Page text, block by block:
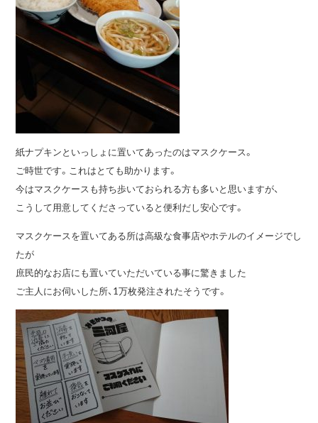
紙ナプキンといっしょに置いてあったのはマスクケース。
ご時世です。これはとても助かります。
今はマスクケースも持ち歩いておられる方も多いと思いますが、
こうして用意してくださっていると便利だし安心です。
マスクケースを置いてある所は高級な食事店やホテルのイメージでし
たが
庶民的なお店にも置いていただいている事に驚きました
ご主人にお伺いした所、1万枚発注されたそうです。